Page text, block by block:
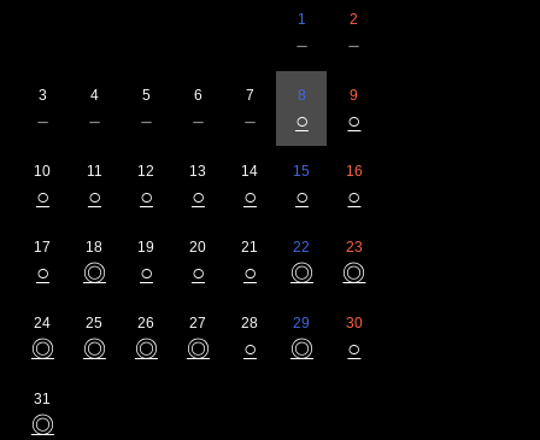
1
－
2
－
3
－
4
－
5
－
6
－
7
－
8
○
9
○
10
○
11
○
12
○
13
○
14
○
15
○
16
○
17
○
18
◎
19
○
20
○
21
○
22
◎
23
◎
24
◎
25
◎
26
◎
27
◎
28
○
29
◎
30
○
31
◎